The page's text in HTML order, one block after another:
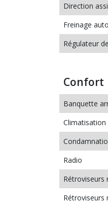
Direction
Freinage
Régulateur
Confort
Banquette
Radio
Rétroviseurs
Rétroviseurs